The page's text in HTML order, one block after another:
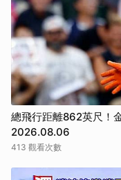
總飛行距離862英尺！
2026.08.06
413 觀看次數